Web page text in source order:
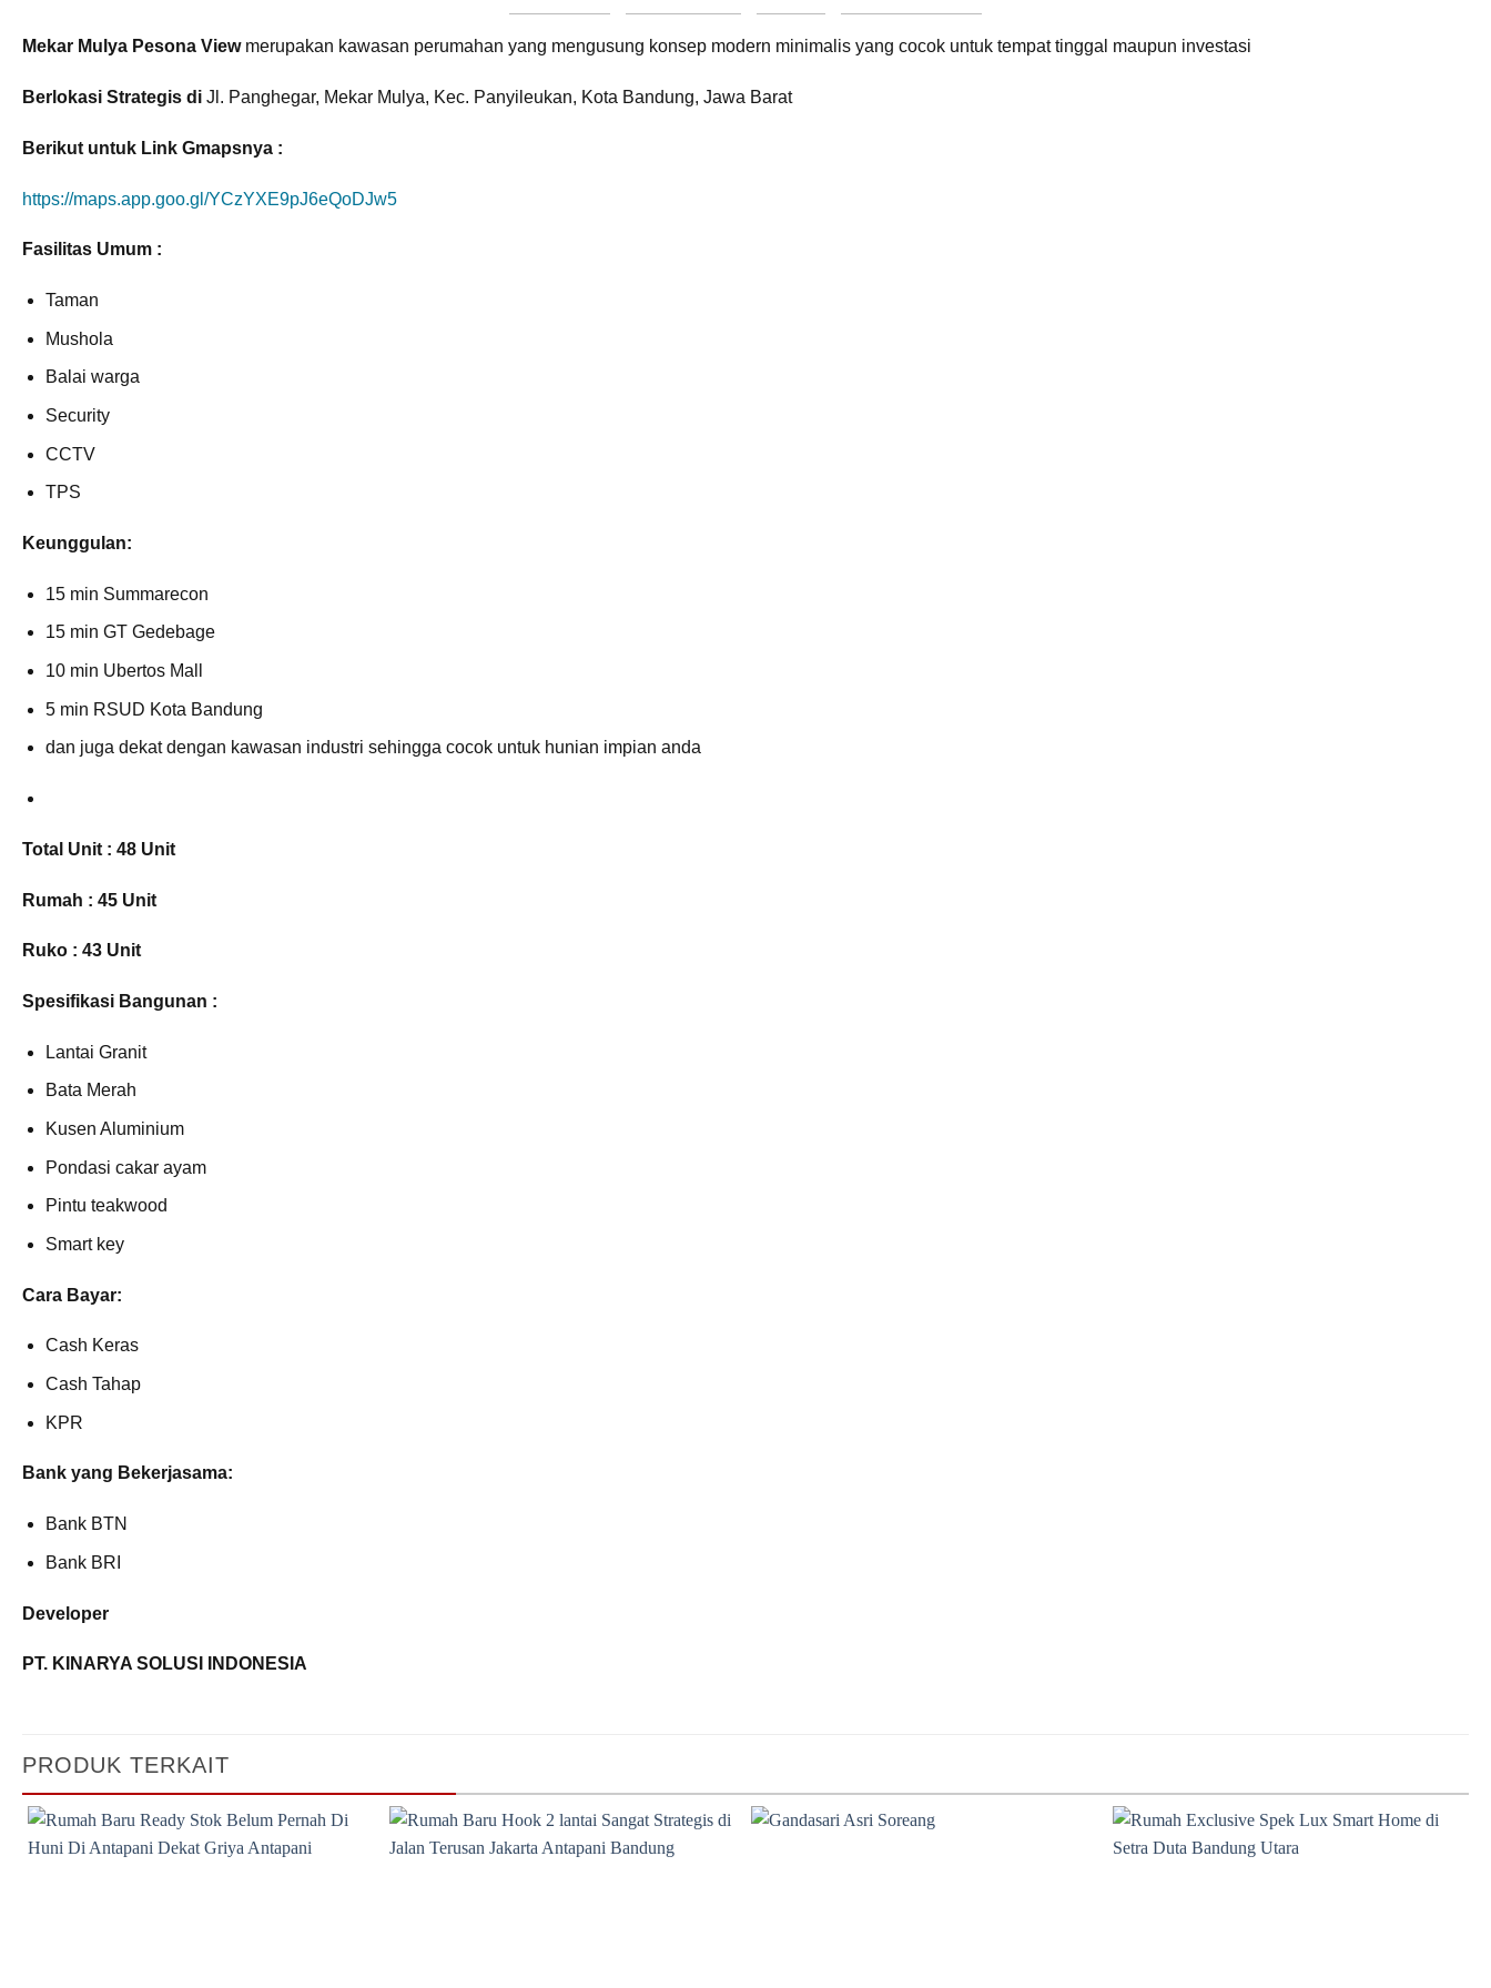
Mekar Mulya Pesona View merupakan kawasan perumahan yang mengusung konsep modern minimalis yang cocok untuk tempat tinggal maupun investasi
Berlokasi Strategis di Jl. Panghegar, Mekar Mulya, Kec. Panyileukan, Kota Bandung, Jawa Barat
Berikut untuk Link Gmapsnya :
https://maps.app.goo.gl/YCzYXE9pJ6eQoDJw5
Fasilitas Umum :
Taman
Mushola
Balai warga
Security
CCTV
TPS
Keunggulan:
15 min Summarecon
15 min GT Gedebage
10 min Ubertos Mall
5 min RSUD Kota Bandung
dan juga dekat dengan kawasan industri sehingga cocok untuk hunian impian anda
Total Unit : 48 Unit
Rumah : 45 Unit
Ruko : 43 Unit
Spesifikasi Bangunan :
Lantai Granit
Bata Merah
Kusen Aluminium
Pondasi cakar ayam
Pintu teakwood
Smart key
Cara Bayar:
Cash Keras
Cash Tahap
KPR
Bank yang Bekerjasama:
Bank BTN
Bank BRI
Developer
PT. KINARYA SOLUSI INDONESIA
PRODUK TERKAIT